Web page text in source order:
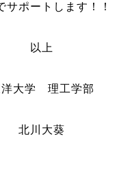
サポートします！！
以上
洋大学 理工学部
北川大葵